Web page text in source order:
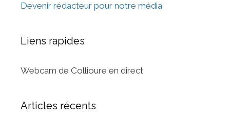
Devenir rédacteur pour notre média
Liens rapides
Webcam de Collioure en direct
Articles récents